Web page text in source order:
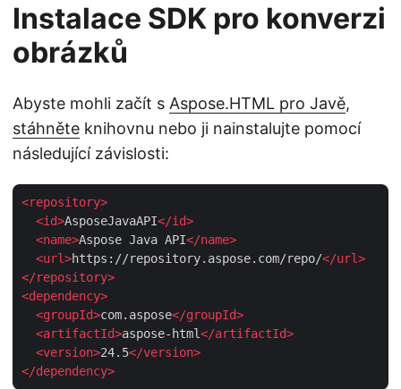
Instalace SDK pro konverzi
obrázků
Abyste mohli začít s Aspose.HTML pro Javě,
stáhněte knihovnu nebo ji nainstalujte pomocí
následující závislosti:
<repository>
<id>AsposeJavaAPI</id>
<name>Aspose Java API</name>
<url>https://repository.aspose.com/repo/</url>
</repository>
<dependency>
<groupId>com.aspose</groupId>
<artifactId>aspose-html</artifactId>
<version>24.5</version>
</dependency>